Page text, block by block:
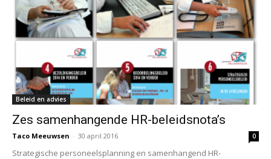
Beleid en advies
Zes samenhangende HR-beleidsnota’s
Taco Meeuwsen - 30 april 2016 0
Strategische personeelsplanning en samenhangend HR-